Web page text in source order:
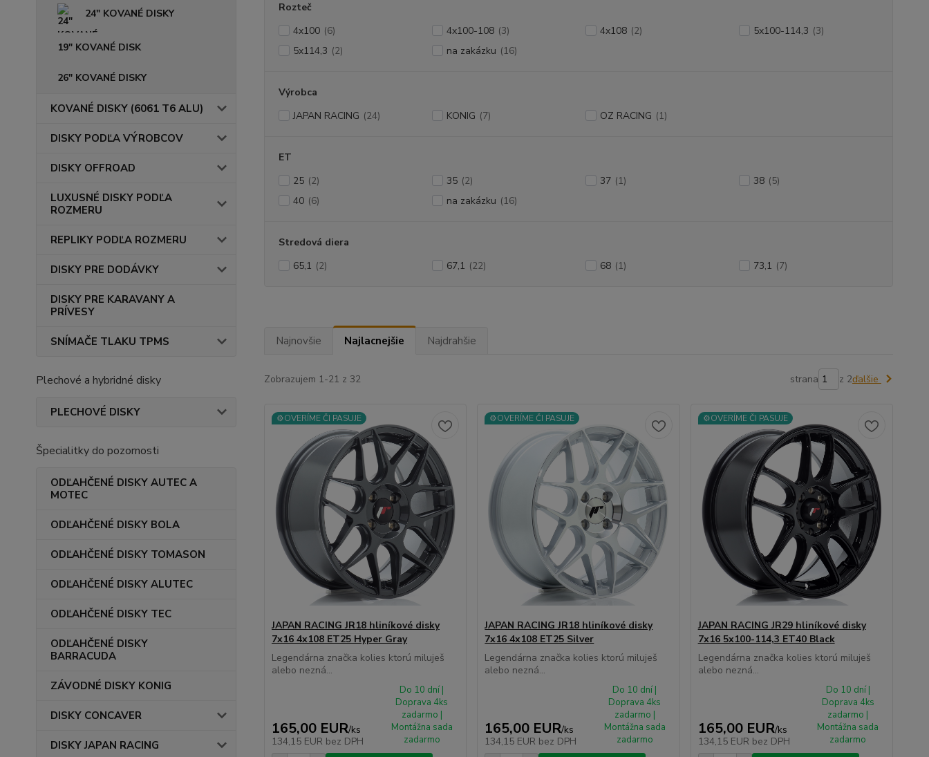
24" KOVANÉ DISKY
19" KOVANÉ DISK
26" KOVANÉ DISKY
KOVANÉ DISKY (6061 T6 ALU)
DISKY PODĽA VÝROBCOV
DISKY OFFROAD
LUXUSNÉ DISKY PODĽA
ROZMERU
REPLIKY PODĽA ROZMERU
DISKY PRE DODÁVKY
DISKY PRE KARAVANY A
PRÍVESY
SNÍMAČE TLAKU TPMS
Plechové a hybridné disky
PLECHOVÉ DISKY
Špecialitky do pozornosti
ODĽAHČENÉ DISKY AUTEC A
MOTEC
ODĽAHČENÉ DISKY BOLA
ODĽAHČENÉ DISKY TOMASON
ODĽAHČENÉ DISKY ALUTEC
ODĽAHČENÉ DISKY TEC
ODĽAHČENÉ DISKY
BARRACUDA
ZÁVODNÉ DISKY KONIG
DISKY CONCAVER
DISKY JAPAN RACING
Rozteč
4x100 (6) 4x100-108 (3) 4x108 (2) 5x100-114,3 (3)
5x114,3 (2) na zakázku (16)
Výrobca
JAPAN RACING (24) KONIG (7) OZ RACING (1)
ET
25 (2) 35 (2) 37 (1) 38 (5)
40 (6) na zakázku (16)
Stredová diera
65,1 (2) 67,1 (22) 68 (1) 73,1 (7)
Najnovšie Najlacnejšie Najdrahšie
Zobrazujem 1-21 z 32 strana z 2ďalšie
⚙️OVERÍME ČI PASUJE
JAPAN RACING JR18 hliníkové disky
7x16 4x108 ET25 Hyper Gray
Legendárna značka kolies ktorú miluješ
alebo nezná...
165,00 EUR/ks
134,15 EUR bez DPH
Do 10 dní |
Doprava 4ks
zadarmo |
Montážna sada
zadarmo
⚙️OVERÍME ČI PASUJE
JAPAN RACING JR18 hliníkové disky
7x16 4x108 ET25 Silver
Legendárna značka kolies ktorú miluješ
alebo nezná...
165,00 EUR/ks
134,15 EUR bez DPH
Do 10 dní |
Doprava 4ks
zadarmo |
Montážna sada
zadarmo
⚙️OVERÍME ČI PASUJE
JAPAN RACING JR29 hliníkové disky
7x16 5x100-114,3 ET40 Black
Legendárna značka kolies ktorú miluješ
alebo nezná...
165,00 EUR/ks
134,15 EUR bez DPH
Do 10 dní |
Doprava 4ks
zadarmo |
Montážna sada
zadarmo